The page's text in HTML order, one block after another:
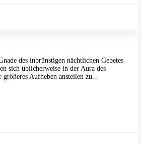
des inbrünstigen nächtlichen Gebetes
sich üblicherweise in der Aura des
Aufheben anstellen zu...